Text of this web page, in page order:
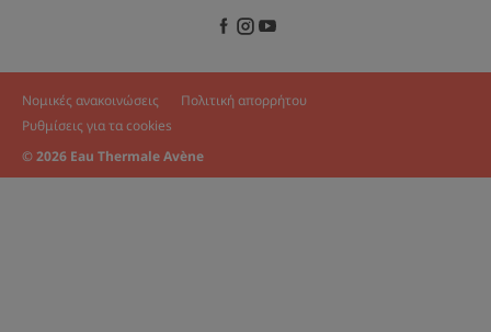
Νομικές ανακοινώσεις
Πολιτική απορρήτου
Ρυθμίσεις για τα cookies
© 2026 Eau Thermale Avène